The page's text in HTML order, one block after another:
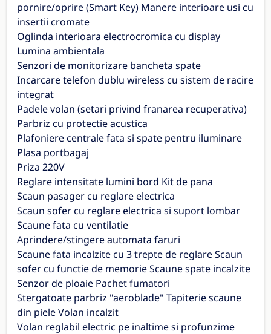
pornire/oprire (Smart Key) Manere interioare usi cu
insertii cromate
Oglinda interioara electrocromica cu display
Lumina ambientala
Senzori de monitorizare bancheta spate
Incarcare telefon dublu wireless cu sistem de racire
integrat
Padele volan (setari privind franarea recuperativa)
Parbriz cu protectie acustica
Plafoniere centrale fata si spate pentru iluminare
Plasa portbagaj
Priza 220V
Reglare intensitate lumini bord Kit de pana
Scaun pasager cu reglare electrica
Scaun sofer cu reglare electrica si suport lombar
Scaune fata cu ventilatie
Aprindere/stingere automata faruri
Scaune fata incalzite cu 3 trepte de reglare Scaun
sofer cu functie de memorie Scaune spate incalzite
Senzor de ploaie Pachet fumatori
Stergatoate parbriz "aeroblade" Tapiterie scaune
din piele Volan incalzit
Volan reglabil electric pe inaltime si profunzime